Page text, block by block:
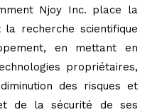
Njoy Inc. place la
recherche scientifique
en mettant en
propriétaires,
des risques et
de la sécurité de ses